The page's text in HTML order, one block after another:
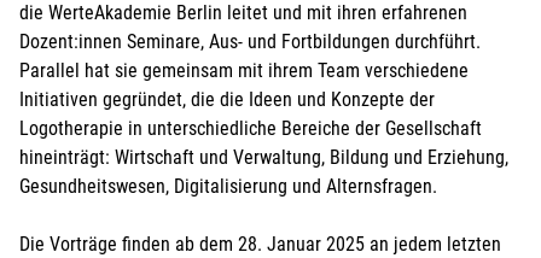
die WerteAkademie Berlin leitet und mit ihren erfahrenen
Dozent:innen Seminare, Aus- und Fortbildungen durchführt.
Parallel hat sie gemeinsam mit ihrem Team verschiedene
Initiativen gegründet, die die Ideen und Konzepte der
Logotherapie in unterschiedliche Bereiche der Gesellschaft
hineinträgt: Wirtschaft und Verwaltung, Bildung und Erziehung,
Gesundheitswesen, Digitalisierung und Alternsfragen.
Die Vorträge finden ab dem 28. Januar 2025 an jedem letzten